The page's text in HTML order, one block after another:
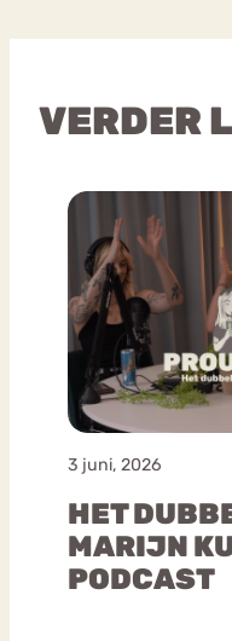
VERDER
3 juni, 2026
HET
MARIJN
PODCAST